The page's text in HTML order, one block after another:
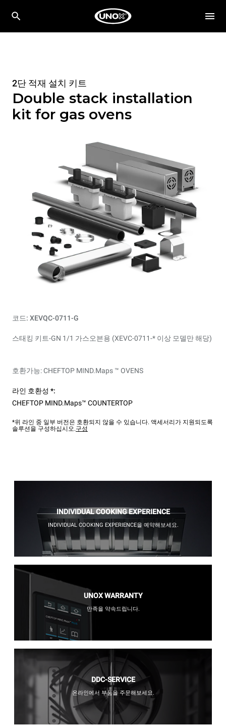
2단 적재 설치 키트
Double stack installation
kit for gas ovens
코드: XEVQC-0711-G
스태킹 키트-GN 1/1 가스오븐용 (XEVC-0711-* 이상 모델만 해당)
호환가능: CHEFTOP MIND.Maps ™ OVENS
라인 호환성 *:
CHEFTOP MIND.Maps™ COUNTERTOP
*위 라인 중 일부 버전은 호환되지 않을 수 있습니다. 액세서리가 지원되도록
솔루션을 구성하십시오.구성
INDIVIDUAL COOKING EXPERIENCE
INDIVIDUAL COOKING EXPERIENCE을 예약해보세요.
UNOX WARRANTY
만족을 약속드립니다.
DDC-SERVICE
온라인에서 부품을 주문해보세요.